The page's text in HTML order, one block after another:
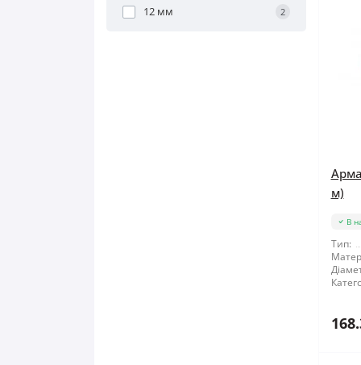
12 мм 2
м)
В
Тип: